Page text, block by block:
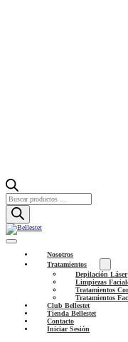
Búsqueda
de
productos
Nosotros
Tratamientos
Depilación Láser
Limpiezas
Tratamientos
Tratamientos
Club Bellestet
Tienda Bellestet
Contacto
Iniciar Sesión